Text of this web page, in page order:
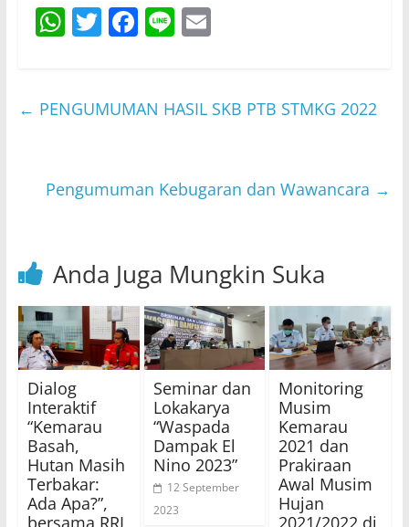
W
s
p
T
er
F
e
o
Li E
l
← PENGUMUMAN HASIL SKB PTB STMKG 2022
Pengumuman Kebugaran dan Wawancara →
Anda Juga Mungkin Suka
Dialog
Interaktif
“Kemarau
Basah,
Hutan Masih
Terbakar:
Ada Apa?”,
bersama RRI
Seminar dan
Lokakarya
“Waspada
Dampak El
Nino 2023”
12 September
2023
Monitoring
Musim
Kemarau
2021 dan
Prakiraan
Awal Musim
Hujan
2021/2022 di